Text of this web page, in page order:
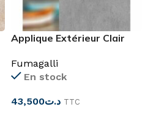
Applique Extérieur Clair
Fumagalli
En stock
د.ت43,500
TTC